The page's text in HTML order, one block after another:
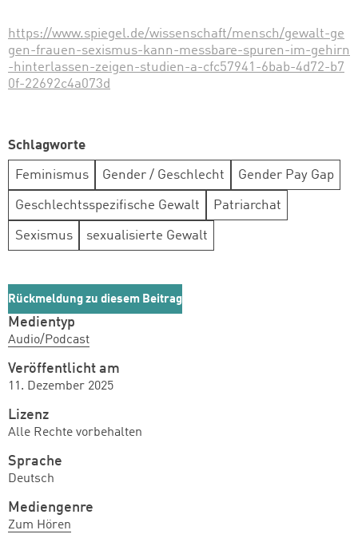
https://www.spiegel.de/wissenschaft/mensch/gewalt-ge
gen-frauen-sexismus-kann-messbare-spuren-im-gehirn
-hinterlassen-zeigen-studien-a-cfc57941-6bab-4d72-b7
0f-22692c4a073d
Schlagworte
Feminismus Gender / Geschlecht Gender Pay Gap
Geschlechtsspezifische Gewalt Patriarchat
Sexismus sexualisierte Gewalt
Rückmeldung zu diesem Beitrag
Medientyp
Audio/Podcast
Veröffentlicht am
11. Dezember 2025
Lizenz
Alle Rechte vorbehalten
Sprache
Deutsch
Mediengenre
Zum Hören